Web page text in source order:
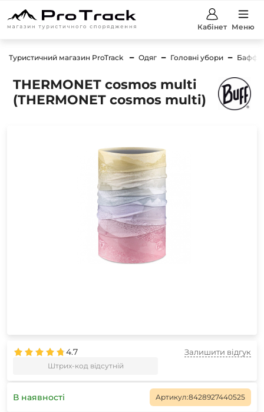
Кабінет Меню
Туристичний магазин ProTrack Одяг Головні убори Баффи
THERMONET cosmos multi
(THERMONET cosmos multi)
4.7
Штрих-код відсутній
Залишити відгук
В наявності Артикул:8428927440525